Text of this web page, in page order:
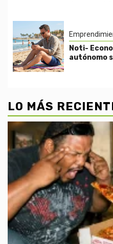
Noti-
autónomo
LO MÁS